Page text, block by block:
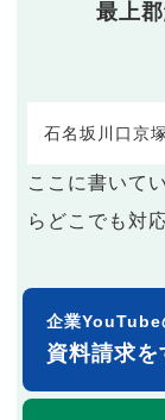
最上
石名坂 川口京塚
ここに書いて
らどこでも対
企業YouTube
資料請求を